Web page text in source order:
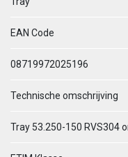
EAN Code
08719972025196
Technische omschrijving
Tray 53.250-150 RVS304